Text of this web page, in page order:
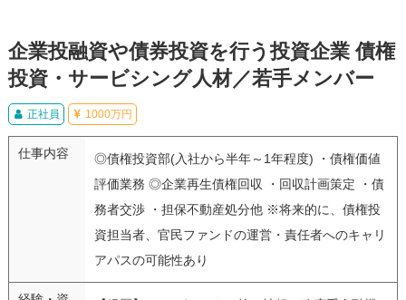
企業投融資や債券投資を行う投資企業 債権
投資・サービシング人材／若手メンバー
正社員 1000万円
仕事内容
◎債権投資部(入社から半年～1年程度) ・債権価値
評価業務 ◎企業再生債権回収 ・回収計画策定 ・債
務者交渉 ・担保不動産処分他 ※将来的に、債権投
資担当者、官民ファンドの運営・責任者へのキャリ
アパスの可能性あり